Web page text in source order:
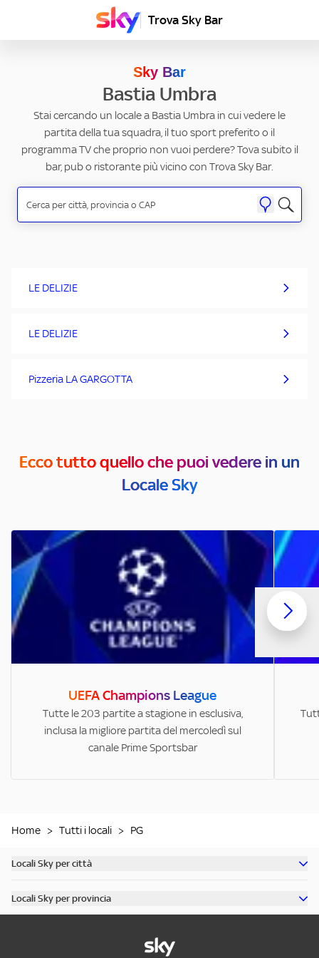
Trova Sky Bar
Sky Bar
Bastia Umbra
Stai cercando un locale a Bastia Umbra in cui vedere le
partita della tua squadra, il tuo sport preferito o il
programma TV che proprio non vuoi perdere? Tova subito il
bar, pub o ristorante più vicino con Trova Sky Bar.
LE DELIZIE
LE DELIZIE
Pizzeria LA GARGOTTA
Ecco tutto quello che puoi vedere in un
Locale Sky
UEFA Champions League
Tutte le 203 partite a stagione in esclusiva,
inclusa la migliore partita del mercoledì sul
canale Prime Sportsbar
Home > Tutti i locali > PG
Locali Sky per città
Scopri tutti i bar di Roma
Locali Sky per provincia
Scopri tutti i bar in provincia di Milano
Scopri tutti i bar in provincia di Roma